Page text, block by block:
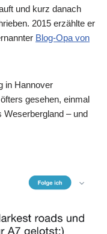
und kurz danach
2015 erzählte er
Blog-Opa von
in Hannover
gesehen, einmal
Weserbergland – und